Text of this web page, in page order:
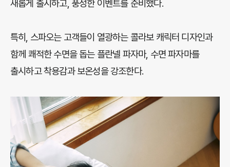
새롭게 출시하고, 풍성한 이벤트를 준비했다.
특히, 스파오는 고객들이 열광하는 콜라보 캐릭터 디자인과
함께 쾌적한 수면을 돕는 플란넬 파자마, 수면 파자마를
출시하고 착용감과 보온성을 강조한다.